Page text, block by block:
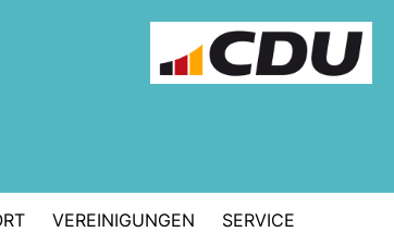
VEREINIGUNGEN SERVICE